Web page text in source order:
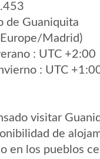
de Guaniquita
Madrid)
: UTC +2:00
: UTC
visitar
de
en los pueblos